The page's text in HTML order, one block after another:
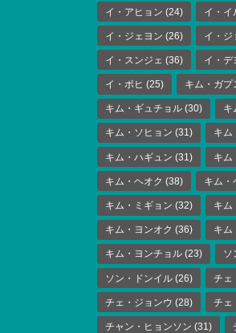
イ・アヒョン (24) イ・イ
イ・ジェヨン (26) イ・ジ
イ・スンジェ (36) イ・デ
イ・ボヒ (25) キム・ガプ
キム・ギュチョル (30) キ
キム・ソヒョン (31) キム
キム・ハギュン (31) キム
キム・ヘオク (38) キム・
キム・ミギョン (32) キム
キム・ヨンオク (36) キム
キム・ヨンチョル (23) ソ
ソン・ドンイル (26) チェ
チェ・ジョンウ (28) チェ
チャン・ヒョンソン (31)